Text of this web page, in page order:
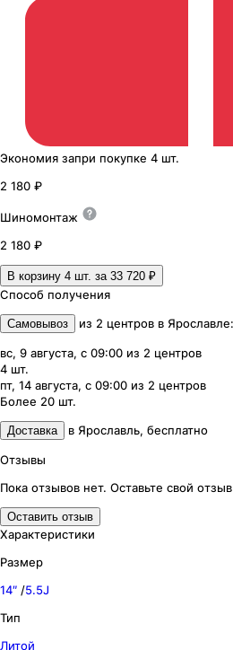
Экономия запри покупке 4 шт.
2 180 ₽
Шиномонтаж
2 180 ₽
В корзину 4 шт. за 33 720 ₽
Способ получения
Самовывоз из 2 центров в Ярославле:
вс, 9 августа, с 09:00 из 2 центров
4 шт.
пт, 14 августа, с 09:00 из 2 центров
Более 20 шт.
Доставка в Ярославль, бесплатно
Отзывы
Пока отзывов нет. Оставьте свой
Оставить отзыв
Характеристики
Размер
14″ /5.5J
Тип
Литой